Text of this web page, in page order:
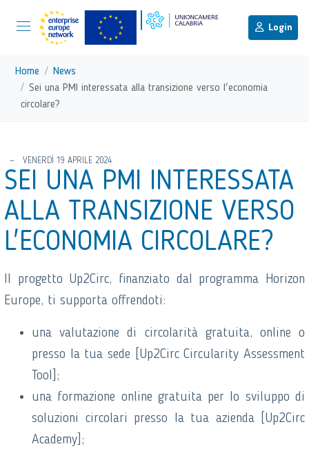
Vai ai contenuti
Login
torna al menu di scelta rapida
Menu di navigazione principale
Home
News
Sei una PMI interessata alla transizione verso l'economia
circolare?
VENERDÌ 19 APRILE 2024
SEI UNA PMI INTERESSATA
ALLA TRANSIZIONE VERSO
L'ECONOMIA CIRCOLARE?
Il progetto Up2Circ, finanziato dal programma Horizon
Europe, ti supporta offrendoti:
una valutazione di circolarità gratuita, online o
presso la tua sede [Up2Circ Circularity Assessment
Tool];
una formazione online gratuita per lo sviluppo di
soluzioni circolari presso la tua azienda [Up2Circ
Academy];